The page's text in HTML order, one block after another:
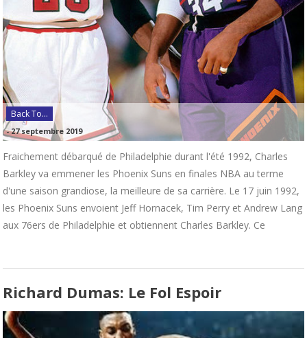
Back To...
-27 septembre 2019
Fraichement débarqué de Philadelphie durant l'été 1992, Charles
Barkley va emmener les Phoenix Suns en finales NBA au terme
d'une saison grandiose, la meilleure de sa carrière. Le 17 juin 1992,
les Phoenix Suns envoient Jeff Hornacek, Tim Perry et Andrew Lang
aux 76ers de Philadelphie et obtiennent Charles Barkley. Ce
Richard Dumas: Le Fol Espoir